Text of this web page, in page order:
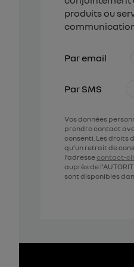
produits ou
Par email
Par SMS
Vos données
prendre contact
consenti. Les droits
qu’un retrait de
l’adresse contact-
auprès de
sont disponibles